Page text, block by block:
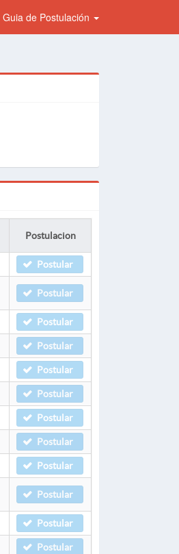
Guia de Postulación
Postulacion
Postular
Postular
Postular
Postular
Postular
Postular
Postular
Postular
Postular
Postular
Postular
Postular